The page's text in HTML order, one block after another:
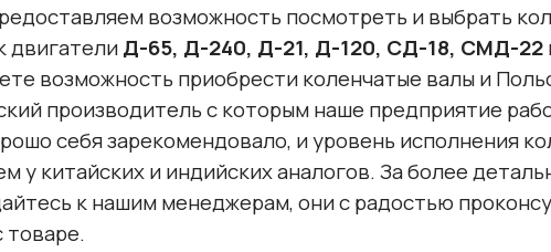
возможность посмотреть и выбрать
двигателиД-65, Д-240, Д-21, Д-120, СД-18, СМД-22
возможность приобрести коленчатые валы и
производитель с которым наше предприятие
себя зарекомендовало, и уровень исполнения
у китайских и индийских аналогов. За более
к нашим менеджерам, они с радостью